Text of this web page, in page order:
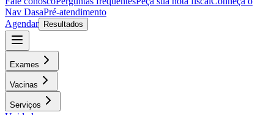
Nav DasaPré-atendimento
Agendar
Resultados
Exames
Vacinas
Serviços